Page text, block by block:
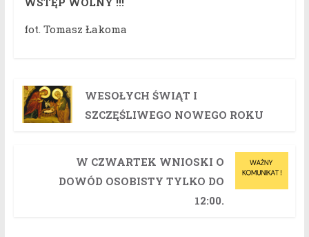
fot. Tomasz Łakoma
WESOŁYCH ŚWIĄT I
SZCZĘŚLIWEGO NOWEGO ROKU
W CZWARTEK WNIOSKI O
DOWÓD OSOBISTY TYLKO DO
12:00.